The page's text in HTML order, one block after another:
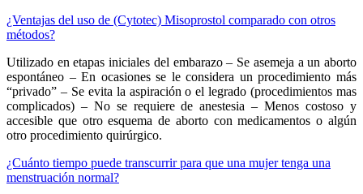
¿Ventajas del uso de (Cytotec) Misoprostol comparado con otros
métodos?
Utilizado en etapas iniciales del embarazo – Se asemeja a un aborto
espontáneo – En ocasiones se le considera un procedimiento más
“privado” – Se evita la aspiración o el legrado (procedimientos mas
complicados) – No se requiere de anestesia – Menos costoso y
accesible que otro esquema de aborto con medicamentos o algún
otro procedimiento quirúrgico.
¿Cuánto tiempo puede transcurrir para que una mujer tenga una
menstruación normal?